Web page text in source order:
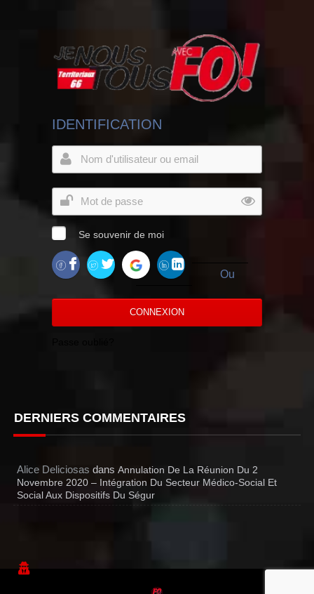
IDENTIFICATION
Se souvenir de moi
Ou
CONNEXION
DERNIERS COMMENTAIRES
Alice Deliciosas dansAnnulation De La Réunion Du 2
Novembre 2020 – Intégration Du Secteur Médico-Social Et
Social Aux Dispositifs Du Ségur